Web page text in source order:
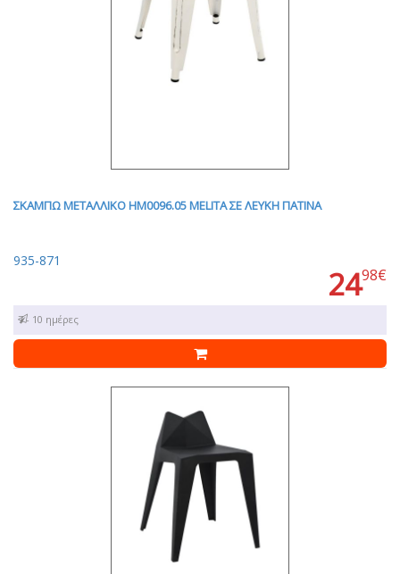
ΣΚΑΜΠΩ ΜΕΤΑΛΛΙΚΟ HM0096.05 MELITA ΣΕ ΛΕΥΚΗ ΠΑΤΙΝΑ
935-871
2498€
7 - 10 ημέρες